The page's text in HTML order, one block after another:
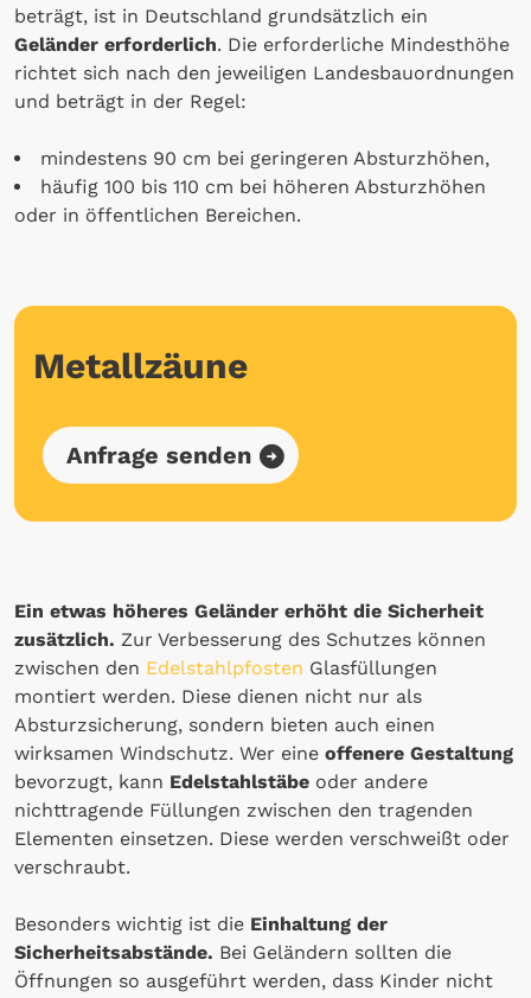
beträgt, ist in Deutschland grundsätzlich ein
Geländer erforderlich. Die erforderliche Mindesthöhe
richtet sich nach den jeweiligen Landesbauordnungen
und beträgt in der Regel:
mindestens 90 cm bei geringeren Absturzhöhen,
häufig 100 bis 110 cm bei höheren Absturzhöhen
oder in öffentlichen Bereichen.
Metallzäune
Anfrage senden
Ein etwas höheres Geländer erhöht die Sicherheit
zusätzlich. Zur Verbesserung des Schutzes können
zwischen den Edelstahlpfosten Glasfüllungen
montiert werden. Diese dienen nicht nur als
Absturzsicherung, sondern bieten auch einen
wirksamen Windschutz. Wer eine offenere Gestaltung
bevorzugt, kann Edelstahlstäbe oder andere
nichttragende Füllungen zwischen den tragenden
Elementen einsetzen. Diese werden verschweißt oder
verschraubt.
Besonders wichtig ist die Einhaltung der
Sicherheitsabstände. Bei Geländern sollten die
Öffnungen so ausgeführt werden, dass Kinder nicht